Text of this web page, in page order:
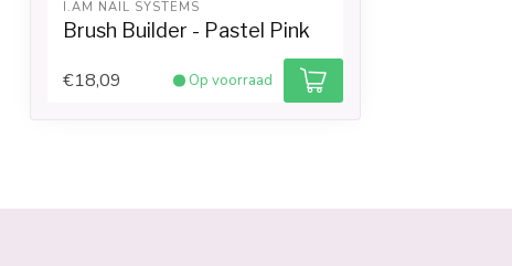
I.AM NAIL SYSTEMS
Brush Builder - Pastel Pink
€18,09 Op voorraad